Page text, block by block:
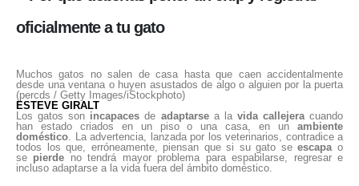
Muchos gatos no salen de casa hasta que caen accidentalmente
desde una ventana o huyen asustados de algo o alguien por la puerta
(percds / Getty Images/iStockphoto)
ESTEVE GIRALT
Los gatos son incapacesde adaptarse a la vida callejeracuando
han estado criados en un piso o una casa, en un ambiente
doméstico . La advertencia, lanzada por los veterinarios, contradice a
todos los que, erróneamente, piensan que si su gato seescapao
se pierdeno tendrá mayor problema para espabilarse, regresar e
incluso adaptarse a la vida fuera del ámbito doméstico.